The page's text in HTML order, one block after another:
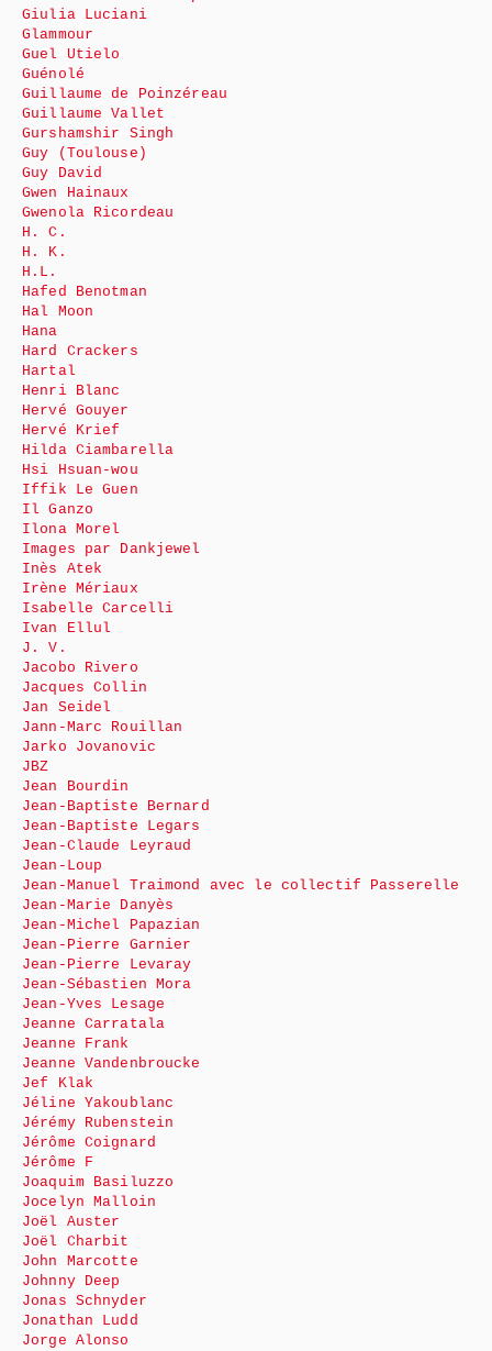
Giulia Luciani
Glammour
Guel Utielo
Guénolé
Guillaume de Poinzéreau
Guillaume Vallet
Gurshamshir Singh
Guy (Toulouse)
Guy David
Gwen Hainaux
Gwenola Ricordeau
H. C.
H. K.
H.L.
Hafed Benotman
Hal Moon
Hana
Hard Crackers
Hartal
Henri Blanc
Hervé Gouyer
Hervé Krief
Hilda Ciambarella
Hsi Hsuan-wou
Iffik Le Guen
Il Ganzo
Ilona Morel
Images par Dankjewel
Inès Atek
Irène Mériaux
Isabelle Carcelli
Ivan Ellul
J. V.
Jacobo Rivero
Jacques Collin
Jan Seidel
Jann-Marc Rouillan
Jarko Jovanovic
JBZ
Jean Bourdin
Jean-Baptiste Bernard
Jean-Baptiste Legars
Jean-Claude Leyraud
Jean-Loup
Jean-Manuel Traimond avec le collectif Passerelle
Jean-Marie Danyès
Jean-Michel Papazian
Jean-Pierre Garnier
Jean-Pierre Levaray
Jean-Sébastien Mora
Jean-Yves Lesage
Jeanne Carratala
Jeanne Frank
Jeanne Vandenbroucke
Jef Klak
Jéline Yakoublanc
Jérémy Rubenstein
Jérôme Coignard
Jérôme F
Joaquim Basiluzzo
Jocelyn Malloin
Joël Auster
Joël Charbit
John Marcotte
Johnny Deep
Jonas Schnyder
Jonathan Ludd
Jorge Alonso